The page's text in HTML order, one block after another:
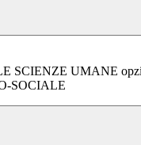
SCIENZE UMANE
SOCIALE